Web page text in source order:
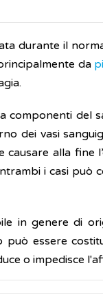
durante il
da
componenti del
dei vasi
alla fine
i casi
in genere di
può essere
o impedisce